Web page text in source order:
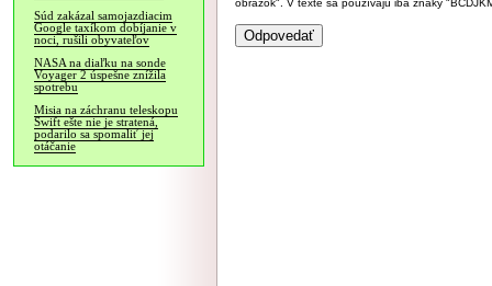
Súd zakázal samojazdiacim
Google taxíkom dobíjanie v
noci, rušili obyvateľov
NASA na diaľku na sonde
Voyager 2 úspešne znížila
spotrebu
Misia na záchranu teleskopu
Swift ešte nie je stratená,
podarilo sa spomaliť jej
otáčanie
obrázok". V texte sa používajú iba znaky